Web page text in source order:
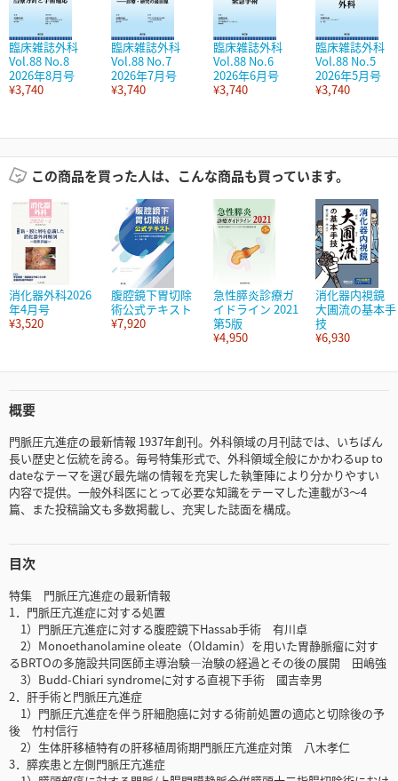
臨床雑誌外科
Vol.88 No.8
2026年8月号
¥3,740
臨床雑誌外科
Vol.88 No.7
2026年7月号
¥3,740
臨床雑誌外科
Vol.88 No.6
2026年6月号
¥3,740
臨床雑誌外科
Vol.88 No.5
2026年5月号
¥3,740
この商品を買った人は、こんな商品も買っています。
消化器外科2026
年4月号
¥3,520
腹腔鏡下胃切除
術公式テキスト
¥7,920
急性膵炎診療ガ
イドライン 2021
第5版
¥4,950
消化器内視鏡
大圃流の基本手
技
¥6,930
概要
門脈圧亢進症の最新情報 1937年創刊。外科領域の月刊誌では、いちばん
長い歴史と伝統を誇る。毎号特集形式で、外科領域全般にかかわるup to
dateなテーマを選び最先端の情報を充実した執筆陣により分かりやすい
内容で提供。一般外科医にとって必要な知識をテーマした連載が3～4
篇、また投稿論文も多数掲載し、充実した誌面を構成。
目次
特集 門脈圧亢進症の最新情報
1．門脈圧亢進症に対する処置
1）門脈圧亢進症に対する腹腔鏡下Hassab手術 有川卓
2）Monoethanolamine oleate（Oldamin）を用いた胃静脈瘤に対す
るBRTOの多施設共同医師主導治験―治験の経過とその後の展開 田嶋強
3）Budd-Chiari syndromeに対する直視下手術 國吉幸男
2．肝手術と門脈圧亢進症
1）門脈圧亢進症を伴う肝細胞癌に対する術前処置の適応と切除後の予
後 竹村信行
2）生体肝移植特有の肝移植周術期門脈圧亢進症対策 八木孝仁
3．膵疾患と左側門脈圧亢進症